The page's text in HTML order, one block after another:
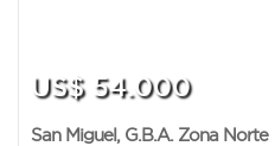
US$ 54.000
San Miguel, G.B.A. Zona Norte